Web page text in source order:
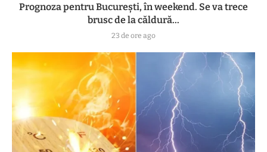
Prognoza pentru București, în weekend. Se va trece
brusc de la căldură...
23 de ore ago